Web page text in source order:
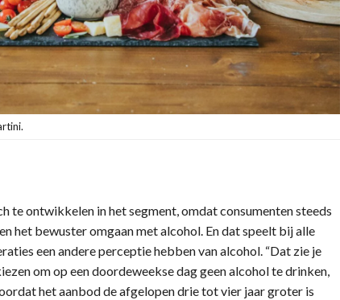
te ontwikkelen in het segment, omdat consumenten steeds
het bewuster omgaan met alcohol. En dat speelt bij alle
een andere perceptie hebben van alcohol. “Dat zie je
om op een doordeweekse dag geen alcohol te drinken,
het aanbod de afgelopen drie tot vier jaar groter is